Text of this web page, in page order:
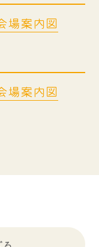
場案内図
場案内図